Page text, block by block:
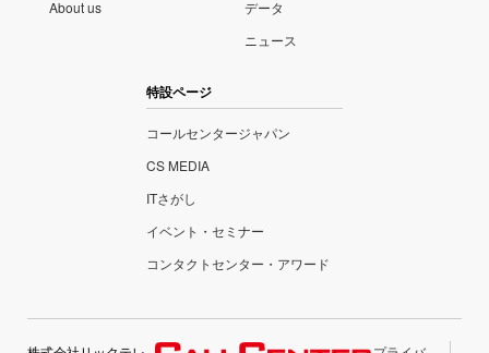
About us
データ
ニュース
特設ページ
コールセンタージャパン
CS MEDIA
ITさがし
イベント・セミナー
コンタクトセンター・アワード